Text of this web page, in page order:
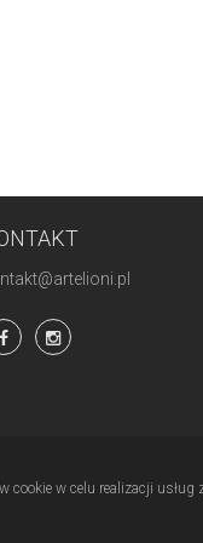
cookie w celu realizacji